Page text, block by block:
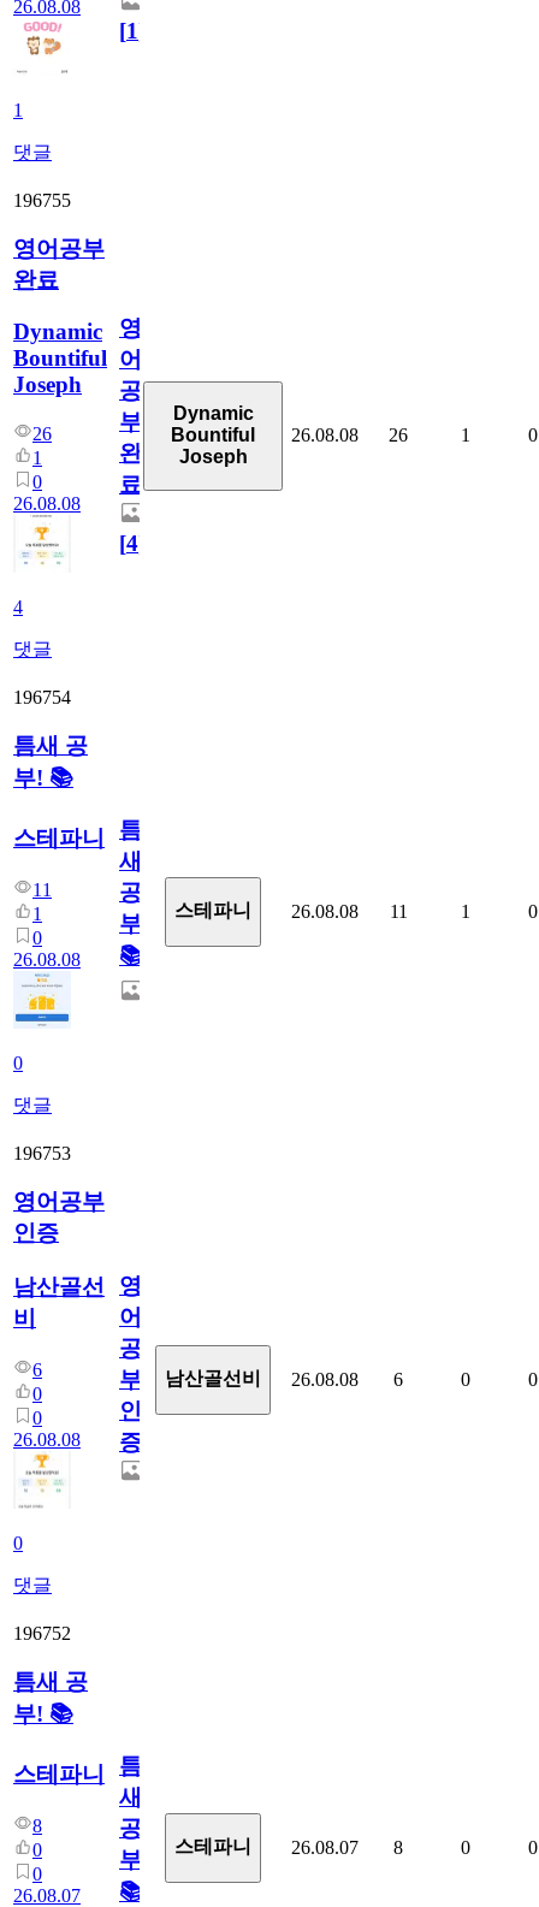
26.08.08
1
댓글
[1]
196755
영어공부
완료
Dynamic
Bountiful
Joseph
26
1
0
26.08.08
4
댓글
영
어
공
부
완
료
[4]
Dynamic
Bountiful
Joseph
26.08.08 26 1 0
196754
틈새 공
부! 📚
스테파니
11
1
0
26.08.08
0
댓글
틈
새
공
부!
📚
스테파니 26.08.08 11 1 0
196753
영어공부
인증
남산골선
비
6
0
0
26.08.08
0
댓글
영
어
공
부
인
증
남산골선비 26.08.08 6 0 0
196752
틈새 공
부! 📚
스테파니
8
0
0
26.08.07
틈
새
공
부!
📚
스테파니 26.08.07 8 0 0